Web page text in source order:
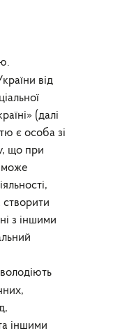
від
(далі
є особа зі
що при
може
створити
з іншими
іншими